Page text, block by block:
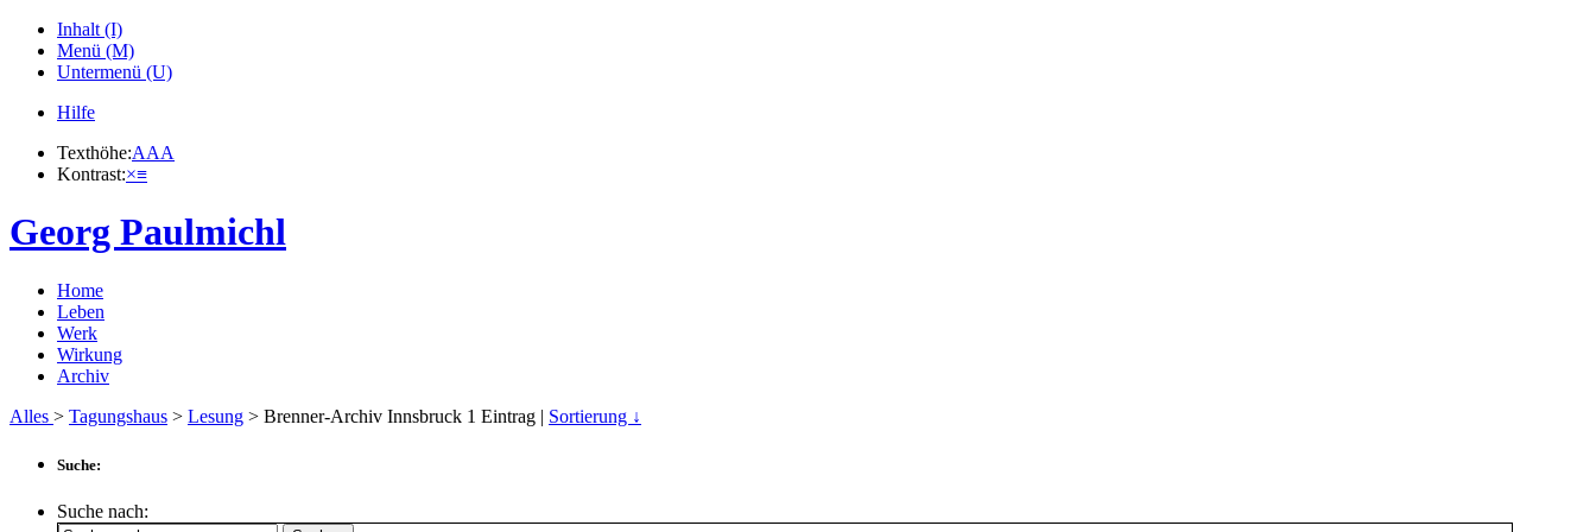
Inhalt (I)
Menü (M)
Untermenü (U)
Hilfe
Texthöhe:AAA
Kontrast:×≡
Georg Paulmichl
Home
Leben
Werk
Wirkung
Archiv
Alles > Tagungshaus > Lesung > Brenner-Archiv Innsbruck 1 Eintrag | Sortierung ↓
Suche:
Suche nach: